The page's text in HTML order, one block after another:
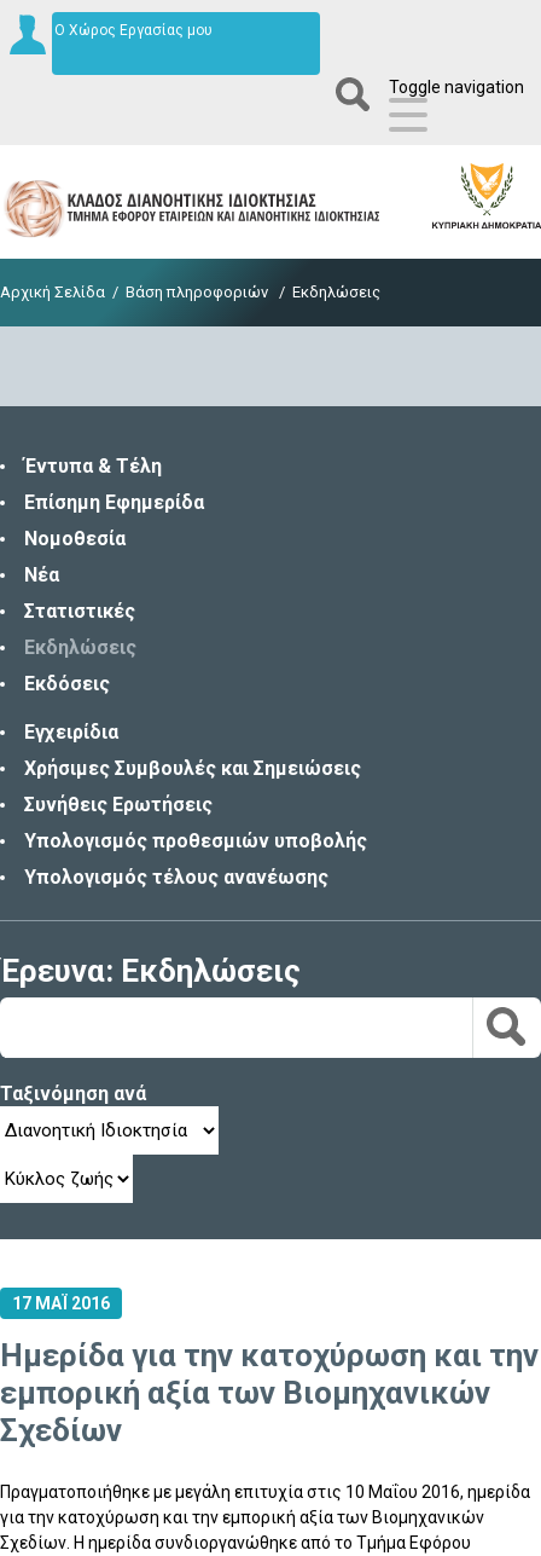
Ο Χώρος Εργασίας μου
Toggle navigation
Αρχική Σελίδα / Βάση πληροφοριών / Εκδηλώσεις
Έντυπα & Τέλη
Επίσημη Εφημερίδα
Νομοθεσία
Νέα
Στατιστικές
Εκδηλώσεις
Εκδόσεις
Εγχειρίδια
Χρήσιμες Συμβουλές και Σημειώσεις
Συνήθεις Ερωτήσεις
Υπολογισμός προθεσμιών υποβολής
Υπολογισμός τέλους ανανέωσης
Έρευνα: Εκδηλώσεις
Ταξινόμηση ανά
17 ΜΑΪ 2016
Ημερίδα για την κατοχύρωση και την
εμπορική αξία των Βιομηχανικών
Σχεδίων
Πραγματοποιήθηκε με μεγάλη επιτυχία στις 10 Μαΐου 2016, ημερίδα
για την κατοχύρωση και την εμπορική αξία των Βιομηχανικών
Σχεδίων. Η ημερίδα συνδιοργανώθηκε από το Τμήμα Εφόρου